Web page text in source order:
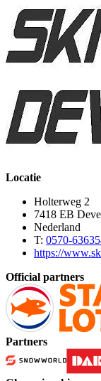
Locatie
Holterweg 2
7418 EB
Nederland
T: 0570-
https://
Official partners
Partners